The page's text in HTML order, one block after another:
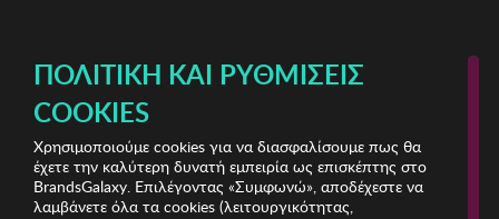
Luxury Bags
ΠΟΛΙΤΙΚΉ ΚΑΙ ΡΥΘΜΊΣΕΙΣ
COOKIES
Χρησιμοποιούμε cookies για να διασφαλίσουμε πως θα
έχετε την καλύτερη δυνατή εμπειρία ως επισκέπτης στο
BrandsGalaxy. Επιλέγοντας «Συμφωνώ», αποδέχεστε να
λαμβάνετε όλα τα cookies (λειτουργικότητας,